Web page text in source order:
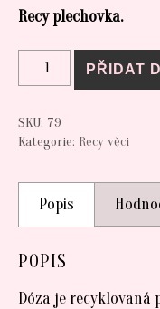
Recy plechovka.
RECY DOZA -
PŘIDAT
SKU: 79
Kategorie: Recy věci
Popis
POPIS
Dóza je recyklovaná